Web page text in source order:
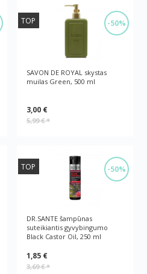
-50%
TOP
SAVON DE ROYAL skystas
muilas Green, 500 ml
3,00 €
5,99 €*
-50%
TOP
DR.SANTE šampūnas
suteikiantis gyvybingumo
Black Castor Oil, 250 ml
1,85 €
3,69 €*